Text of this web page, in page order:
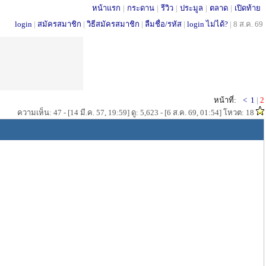
หน้าแรก | กระดาน | รีวิว | ประมูล | ตลาด | เปิดท้าย
login | สมัครสมาชิก | วิธีสมัครสมาชิก | ลืมชื่อ/รหัส | login ไม่ได้? | 8 ส.ค. 69
หน้าที่: < 1 | 2
ความเห็น: 47 - [14 มี.ค. 57, 19:59] ดู: 5,623 - [6 ส.ค. 69, 01:54] โหวต: 18